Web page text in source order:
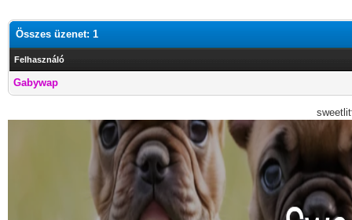
Összes üzenet: 1
Felhasználó
Gabywap